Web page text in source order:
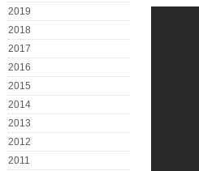
2019
2018
2017
2016
2015
2014
2013
2012
2011